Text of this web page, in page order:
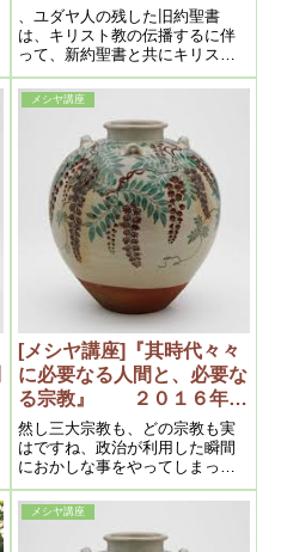
、ユダヤ人の残した旧約聖書
は、キリスト教の伝播するに伴
って、新約聖書と共にキリスト
教の二大経典として、永くヨー
ロッパ人の精神の糧となったの
であります。
メシヤ講座
[メシヤ講座]『其時代々々
に必要なる人間と、必要な
る宗教』 ２０１６年２
月② （私達の学び目から
ウロコの内容より）
然し三大宗教も、どの宗教も実
はですね、政治が利用した瞬間
におかしな事をやってしまって
いる。日本には昔から尊い神道
というものがあったのですけど
も、この神道を政治に利用した
為にですね、特攻隊が生まれて
メシヤ講座